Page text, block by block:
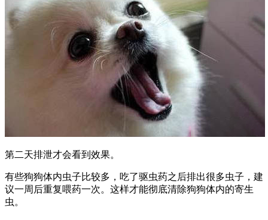
第二天排泄才会看到效果。
有些狗狗体内虫子比较多，吃了驱虫药之后排出很多虫子，建
议一周后重复喂药一次。这样才能彻底清除狗狗体内的寄生
虫。